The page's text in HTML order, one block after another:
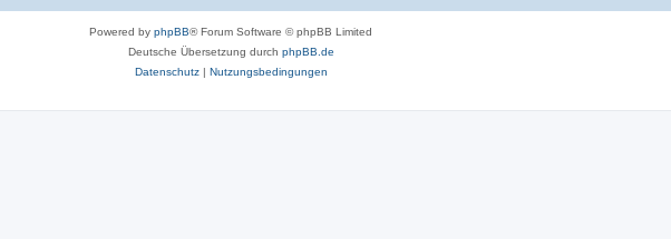
Powered by phpBB® Forum Software © phpBB Limited
Deutsche Übersetzung durch phpBB.de
Datenschutz| Nutzungsbedingungen